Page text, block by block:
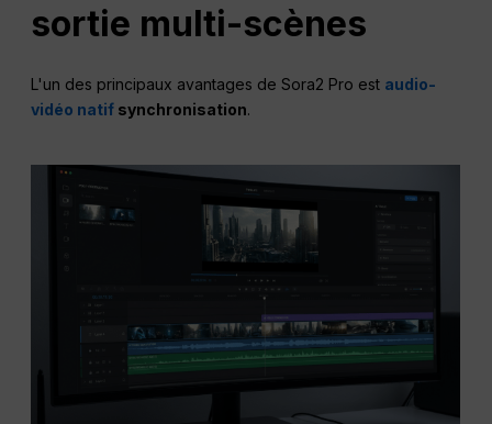
sortie multi-scènes
L'un des principaux avantages de Sora2 Pro est audio-
vidéo natif synchronisation.